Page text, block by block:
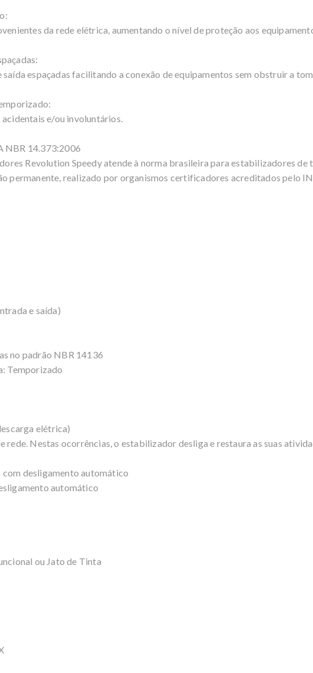
da rede elétrica, aumentando o nível de proteção aos
saída espaçadas facilitando a conexão de equipamentos sem obstruir a
e/ou involuntários.
NBR 14.373:2006
Revolution Speedy atende à norma brasileira para estabilizadores de
permanente, realizado por organismos certificadores acreditados pelo
e saída)
no padrão NBR 14136
Temporizado
elétrica)
rede. Nestas ocorrências, o estabilizador desliga e restaura as suas
com desligamento automático
automático
ou Jato de Tinta